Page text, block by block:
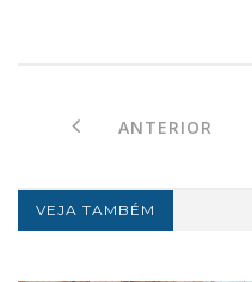
ANTERIOR
VEJA TAMBÉM